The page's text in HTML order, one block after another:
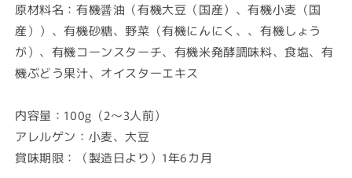
原材料名：有機醤油（有機大豆（国産）、有機小麦（国
産））、有機砂糖、野菜（有機にんにく、、有機しょう
が）、有機コーンスターチ、有機米発酵調味料、食塩、有
機ぶどう果汁、オイスターエキス
内容量：100g（2～3人前）
アレルゲン：小麦、大豆
賞味期限：（製造日より）1年6カ月